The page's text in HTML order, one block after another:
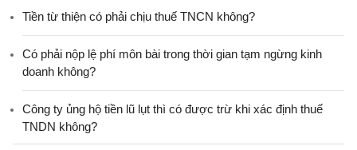
Tiền từ thiện có phải chịu thuế TNCN không?
Có phải nộp lệ phí môn bài trong thời gian tạm ngừng kinh
doanh không?
Công ty ủng hộ tiền lũ lụt thì có được trừ khi xác định thuế
TNDN không?